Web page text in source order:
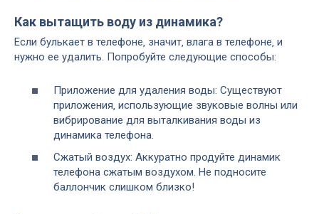
Как вытащить воду из динамика?
Если булькает в телефоне‚ значит‚ влага в телефоне‚ и
нужно ее удалить. Попробуйте следующие способы:
Приложение для удаления воды: Существуют
приложения‚ использующие звуковые волны или
вибрирование для выталкивания воды из
динамика телефона.
Сжатый воздух: Аккуратно продуйте динамик
телефона сжатым воздухом. Не подносите
баллончик слишком близко!